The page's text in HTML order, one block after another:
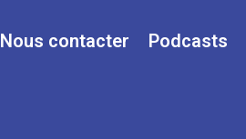
Nous contacter Podcasts